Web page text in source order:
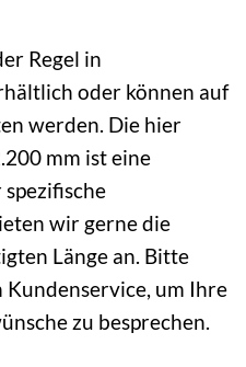
Regel in
oder können auf
werden. Die hier
mm ist eine
spezifische
wir gerne die
Länge an. Bitte
um Ihre
zu besprechen.